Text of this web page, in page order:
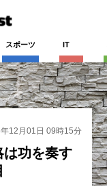
スポーツ IT
12月01日 09時15分
は功を奏す